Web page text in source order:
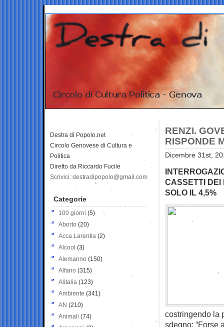
RENZI.
RISPONDE
Dicembre 31st,
CASSETTI DEI
SOLO IL 4,5%
costringendo la
sdegno: “Forse
Destra di Popolo.net
Circolo Genovese di Cultura e
Politica
Diretto da Riccardo Fucile
Scrivici: destradipopolo@gmail.com
Categorie
100 giorni (5)
Aborto (20)
Acca Larentia (2)
Alcool (3)
Alemanno (150)
Alfano (315)
Alitalia (123)
Ambiente (341)
AN (210)
Animali (74)